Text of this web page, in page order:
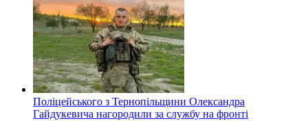
Поліцейського з Тернопільщини Олександра
Гайдукевича нагородили за службу на фронті